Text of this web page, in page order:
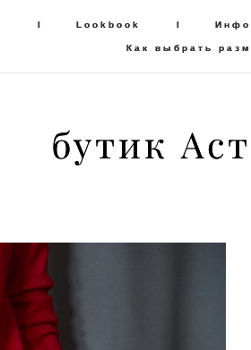
I Lookbook I Инфо
Как выбрать
бутик
I Lookbook I Инфо
Как выбрать
бутик